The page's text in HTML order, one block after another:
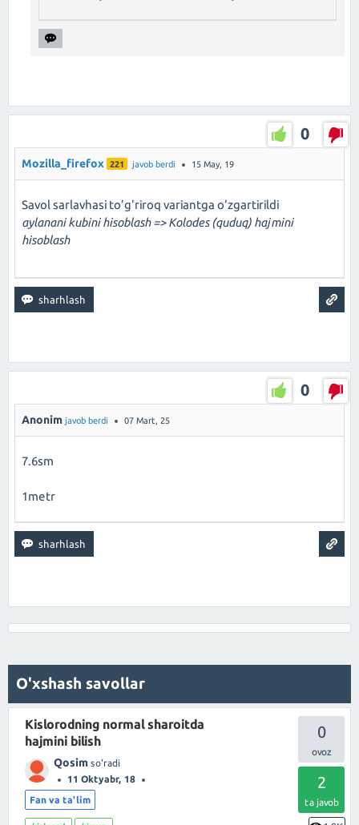
0
Mozilla_firefox 221 javob berdi 15 May, 19
Savol sarlavhasi to'g'riroq variantga o'zgartirildi
aylanani kubini hisoblash => Kolodes (quduq) hajmini
hisoblash
0
Anonim javob berdi 07 Mart, 25
7.6sm
1metr
O'xshash savollar
0
2
ta javob
Kislorodning normal sharoitda
hajmini bilish
Qosim so'radi
11 Oktyabr, 18
Fan va ta'lim